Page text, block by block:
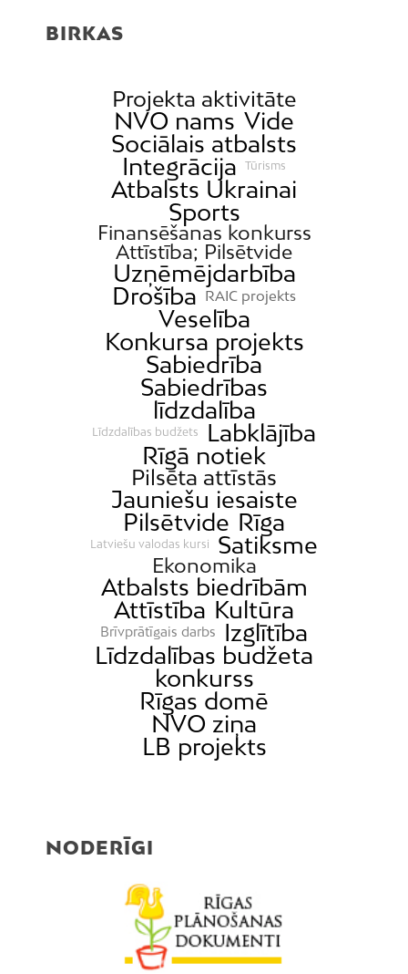
BIRKAS
Projekta aktivitāte
NVO nams Vide
Sociālais atbalsts
Integrācija
Tūrisms
Atbalsts Ukrainai
Sports
Finansēšanas konkurss
Attīstība; Pilsētvide
Uzņēmējdarbība
Drošība
RAIC projekts
Veselība
Konkursa projekts
Sabiedrība
Sabiedrības
līdzdalība
Līdzdalības budžets
Labklājība
Rīgā notiek
Pilsēta attīstās
Jauniešu iesaiste
Pilsētvide Rīga
Latviešu valodas kursi Satiksme
Ekonomika
Atbalsts biedrībām
Attīstība Kultūra
Brīvprātīgais darbs
Izglītība
Līdzdalības budžeta
konkurss
Rīgas domē
NVO ziņa
LB projekts
NODERĪGI